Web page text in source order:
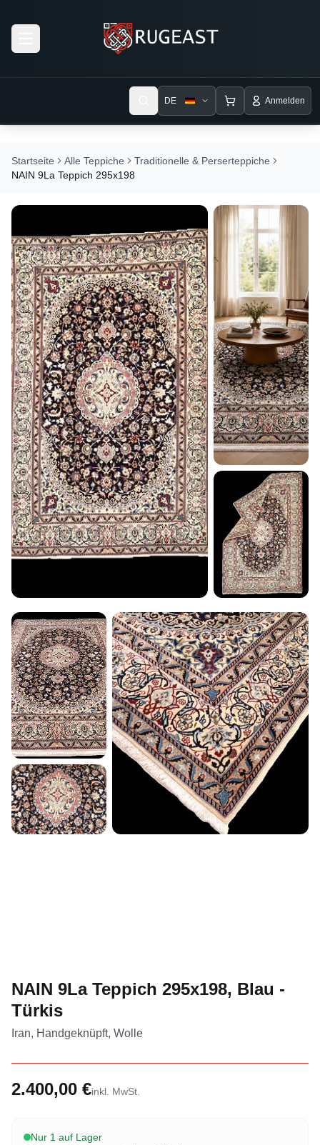
DE Anmelden
Startseite Alle Teppiche
Traditionelle & Perserteppiche
NAIN 9La Teppich 295x198
NAIN 9La Teppich 295x198, Blau -
Türkis
Iran, Handgeknüpft, Wolle
2.400,00 €inkl. MwSt.
Nur 1 auf Lager